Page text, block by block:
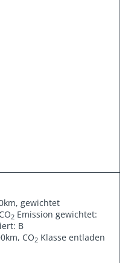
gewichtet
2 Emission gewichtet:
B
CO2 Klasse entladen